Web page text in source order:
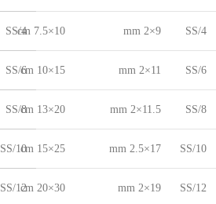
SS/4
9×2 mm
10×7.5 cm
SS/6
11×2 mm
15×10 cm
SS/8
11.5×2 mm
20×13 cm
SS/10
17×2.5 mm
25×15 cm
SS/12
19×2 mm
30×20 cm
SS/4
SS/6
SS/8
SS/10
SS/12